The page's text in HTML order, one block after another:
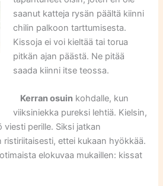
saanut katteja rysän päältä kiinni
chilin palkoon tarttumisesta.
Kissoja ei voi kieltää tai torua
pitkän ajan päästä. Ne pitää
saada kiinni itse teossa.
Kerran osuin kohdalle, kun
viiksiniekka pureksi lehtiä. Kielsin,
perille. Siksi jatkan
ristiriitaisesti, ettei kukaan hyökkää.
elokuvaa mukaillen: kissat